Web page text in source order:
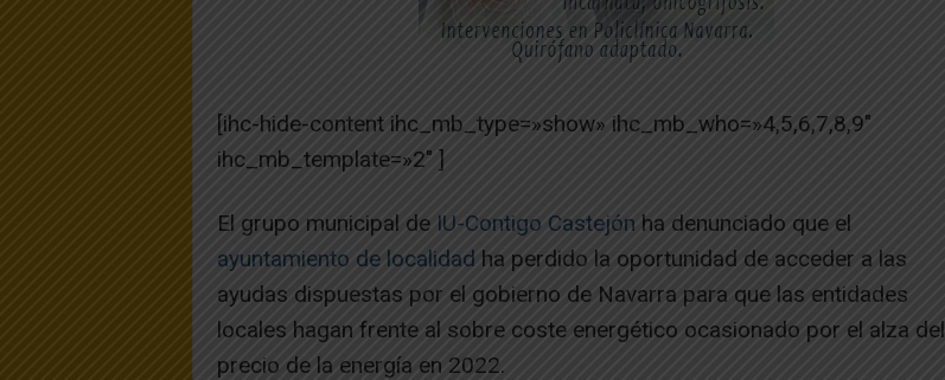
[ihc-hide-content ihc_mb_type=»show» ihc_mb_who=»4,5,6,7,8,9″
ihc_mb_template=»2″ ]
El grupo municipal deIU-Contigo Castejón ha denunciado que el
ayuntamiento de localidad ha perdido la oportunidad de acceder a las
ayudas dispuestas por el gobierno de Navarra para que las entidades
locales hagan frente al sobre coste energético ocasionado por el alza del
precio de la energía en 2022.